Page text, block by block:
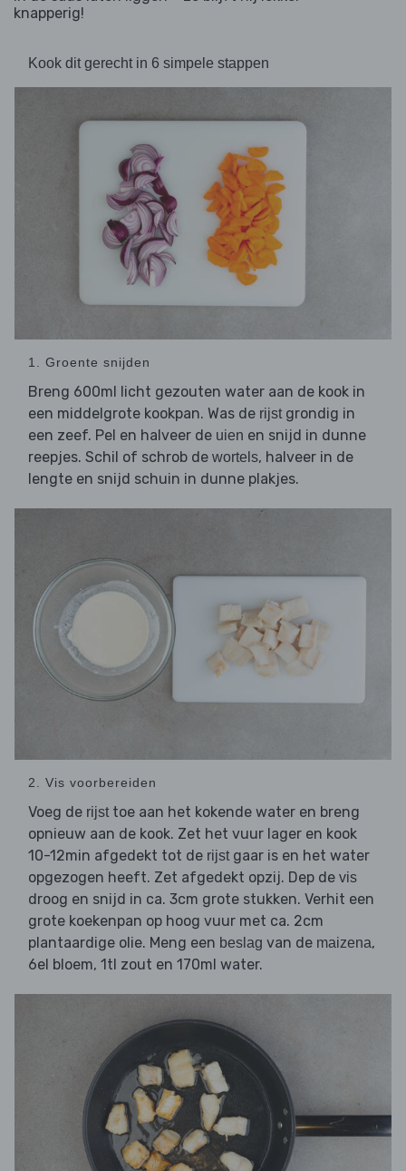
knapperig!
Kook dit gerecht in 6 simpele stappen
1. Groente snijden
Breng 600ml licht gezouten water aan de kook in
een middelgrote kookpan. Was de rijst grondig in
een zeef. Pel en halveer de uien en snijd in dunne
reepjes. Schil of schrob de wortels, halveer in de
lengte en snijd schuin in dunne plakjes.
2. Vis voorbereiden
Voeg de rijsttoe aan het kokende water en breng
opnieuw aan de kook. Zet het vuur lager en kook
10-12min afgedekt tot de rijstgaar is en het water
opgezogen heeft. Zet afgedekt opzij. Dep de vis
droog en snijd in ca. 3cm grote stukken. Verhit een
grote koekenpan op hoog vuur met ca. 2cm
plantaardige olie. Meng een beslag van de maizena,
6el bloem, 1tl zout en 170ml water.